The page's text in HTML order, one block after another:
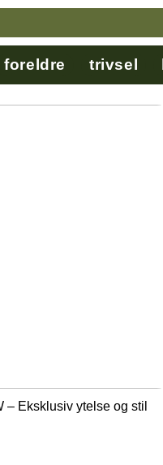
foreldre trivsel
– Eksklusiv ytelse og stil